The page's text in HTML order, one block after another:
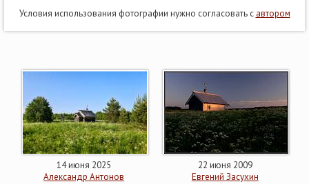
Условия использования фотографии нужно согласовать с автором
14 июня 2025
Александр Антонов
22 июня 2009
Евгений Засухин